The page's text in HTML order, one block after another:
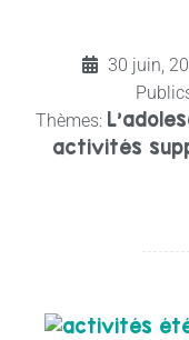
30 juin,
Thèmes:
activités